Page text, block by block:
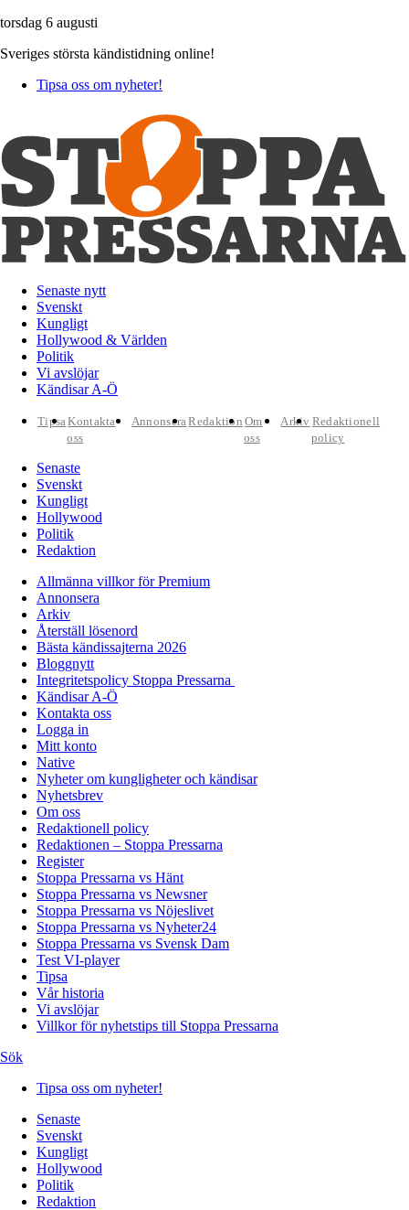
torsdag 6 augusti
Sveriges största kändistidning online!
Tipsa oss om nyheter!
Senaste nytt
Svenskt
Kungligt
Hollywood & Världen
Politik
Vi avslöjar
Kändisar A-Ö
TipsaKontakta
oss
AnnonseraRedaktion Om
oss
Arkiv Redaktionell
policy
Senaste
Svenskt
Kungligt
Hollywood
Politik
Redaktion
Allmänna villkor för Premium
Annonsera
Arkiv
Återställ lösenord
Bästa kändissajterna 2026
Bloggnytt
Integritetspolicy Stoppa Pressarna
Kändisar A-Ö
Kontakta oss
Logga in
Mitt konto
Native
Nyheter om kungligheter och kändisar
Nyhetsbrev
Om oss
Redaktionell policy
Redaktionen – Stoppa Pressarna
Register
Stoppa Pressarna vs Hänt
Stoppa Pressarna vs Newsner
Stoppa Pressarna vs Nöjeslivet
Stoppa Pressarna vs Nyheter24
Stoppa Pressarna vs Svensk Dam
Test VI-player
Tipsa
Vår historia
Vi avslöjar
Villkor för nyhetstips till Stoppa Pressarna
Sök
Tipsa oss om nyheter!
Senaste
Svenskt
Kungligt
Hollywood
Politik
Redaktion